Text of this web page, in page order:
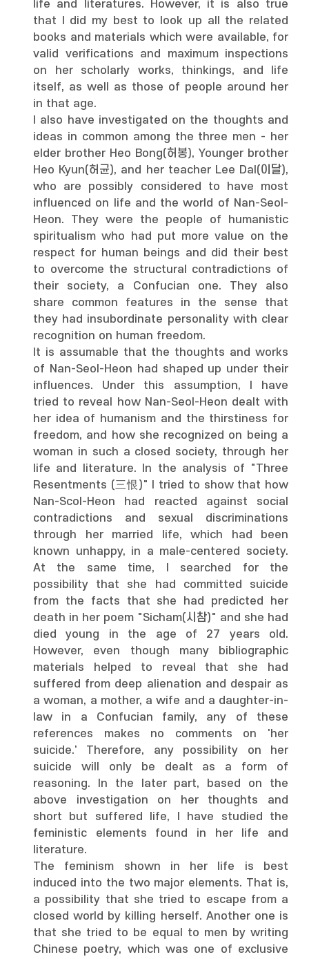
life and literatures. However, it is also true
that I did my best to look up all the related
books and materials which were available, for
valid verifications and maximum inspections
on her scholarly works, thinkings, and life
itself, as well as those of people around her
in that age.
I also have investigated on the thoughts and
ideas in common among the three men - her
elder brother Heo Bong(허봉), Younger brother
Heo Kyun(허균), and her teacher Lee Dal(이달),
who are possibly considered to have most
influenced on life and the world of Nan-Seol-
Heon. They were the people of humanistic
spiritualism who had put more value on the
respect for human beings and did their best
to overcome the structural contradictions of
their society, a Confucian one. They also
share common features in the sense that
they had insubordinate personality with clear
recognition on human freedom.
It is assumable that the thoughts and works
of Nan-Seol-Heon had shaped up under their
influences. Under this assumption, I have
tried to reveal how Nan-Seol-Heon dealt with
her idea of humanism and the thirstiness for
freedom, and how she recognized on being a
woman in such a closed society, through her
life and literature. In the analysis of "Three
Resentments (三恨)" I tried to show that how
Nan-Scol-Heon had reacted against social
contradictions and sexual discriminations
through her married life, which had been
known unhappy, in a male-centered society.
At the same time, I searched for the
possibility that she had committed suicide
from the facts that she had predicted her
death in her poem "Sicham(시참)" and she had
died young in the age of 27 years old.
However, even though many bibliographic
materials helped to reveal that she had
suffered from deep alienation and despair as
a woman, a mother, a wife and a daughter-in-
law in a Confucian family, any of these
references makes no comments on 'her
suicide.' Therefore, any possibility on her
suicide will only be dealt as a form of
reasoning. In the later part, based on the
above investigation on her thoughts and
short but suffered life, I have studied the
feministic elements found in her life and
literature.
The feminism shown in her life is best
induced into the two major elements. That is,
a possibility that she tried to escape from a
closed world by killing herself. Another one is
that she tried to be equal to men by writing
Chinese poetry, which was one of exclusive